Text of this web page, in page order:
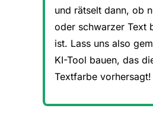
und rätselt dann, ob
oder schwarzer Text
ist. Lass uns also
KI-Tool bauen, das
Textfarbe vorhersagt!